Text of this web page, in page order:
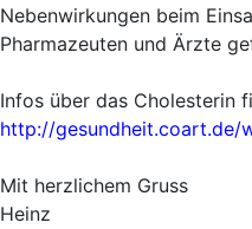
Nebenwirkungen beim
Pharmazeuten und Ärzte
Infos über das Cholesterin
http://gesundheit.coart.de/
Mit herzlichem Gruss
Heinz